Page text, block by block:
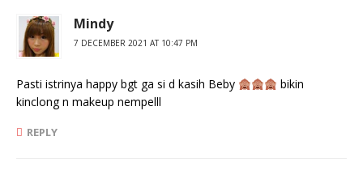
Mindy
7 DECEMBER 2021 AT 10:47 PM
Pasti istrinya happy bgt ga si d kasih Beby
bikin
kinclong n makeup nempelll
REPLY